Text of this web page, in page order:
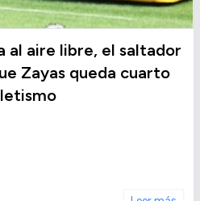
al aire libre, el saltador
Zayas queda cuarto